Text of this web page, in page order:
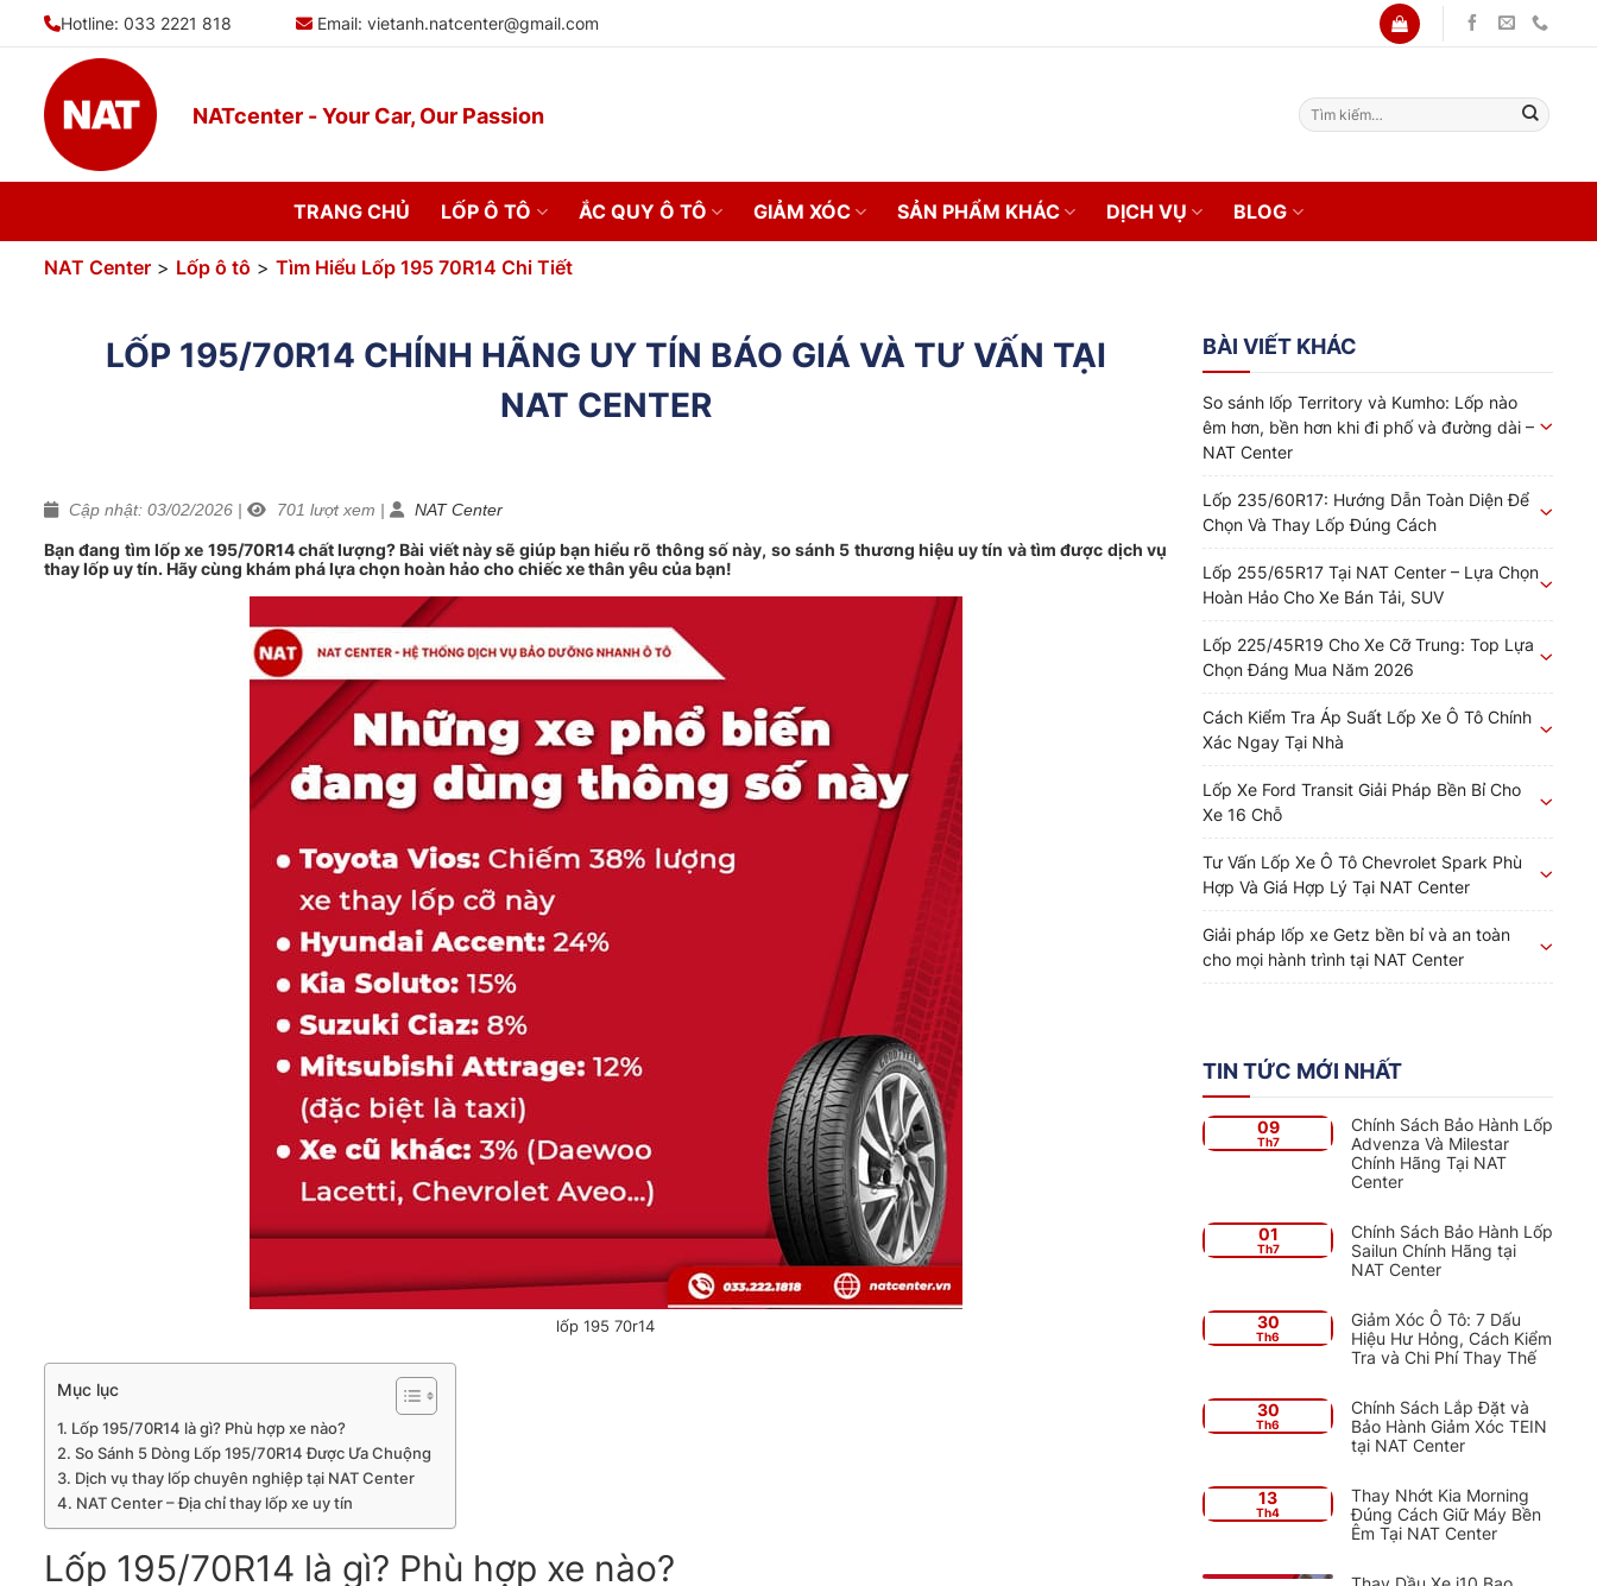
Hotline: 033 2221 818 Email: vietanh.natcenter@gmail.com
NATcenter - Your Car, Our Passion
Tìm
kiếm:
TRANG CHỦ LỐP Ô TÔ ẮC QUY Ô TÔ GIẢM XÓC SẢN PHẨM KHÁC DỊCH VỤ BLOG
NAT Center > Lốp ô tô > Tìm Hiểu Lốp 195 70R14 Chi Tiết
LỐP 195/70R14 CHÍNH HÃNG UY TÍN BÁO GIÁ VÀ TƯ VẤN TẠI
NAT CENTER
Cập nhật: 03/02/2026 | 701 lượt xem | NAT Center
Bạn đang tìm lốp xe 195/70R14 chất lượng? Bài viết này sẽ giúp bạn hiểu rõ thông số này, so sánh 5 thương hiệu uy tín và tìm được dịch vụ
thay lốp uy tín. Hãy cùng khám phá lựa chọn hoàn hảo cho chiếc xe thân yêu của bạn!
lốp 195 70r14
Mục lục
Lốp 195/70R14 là gì? Phù hợp xe nào?
So Sánh 5 Dòng Lốp 195/70R14 Được Ưa Chuộng
Dịch vụ thay lốp chuyên nghiệp tại NAT Center
NAT Center – Địa chỉ thay lốp xe uy tín
Lốp 195/70R14 là gì? Phù hợp xe nào?
BÀI VIẾT KHÁC
So sánh lốp Territory và Kumho: Lốp nào
êm hơn, bền hơn khi đi phố và đường dài –
NAT Center
Lốp 235/60R17: Hướng Dẫn Toàn Diện Để
Chọn Và Thay Lốp Đúng Cách
Lốp 255/65R17 Tại NAT Center – Lựa Chọn
Hoàn Hảo Cho Xe Bán Tải, SUV
Lốp 225/45R19 Cho Xe Cỡ Trung: Top Lựa
Chọn Đáng Mua Năm 2026
Cách Kiểm Tra Áp Suất Lốp Xe Ô Tô Chính
Xác Ngay Tại Nhà
Lốp Xe Ford Transit Giải Pháp Bền Bỉ Cho
Xe 16 Chỗ
Tư Vấn Lốp Xe Ô Tô Chevrolet Spark Phù
Hợp Và Giá Hợp Lý Tại NAT Center
Giải pháp lốp xe Getz bền bỉ và an toàn
cho mọi hành trình tại NAT Center
TIN TỨC MỚI NHẤT
09
Th7
Chính Sách Bảo Hành Lốp
Advenza Và Milestar
Chính Hãng Tại NAT
Center
01
Th7
Chính Sách Bảo Hành Lốp
Sailun Chính Hãng tại
NAT Center
30
Th6
Giảm Xóc Ô Tô: 7 Dấu
Hiệu Hư Hỏng, Cách Kiểm
Tra và Chi Phí Thay Thế
30
Th6
Chính Sách Lắp Đặt và
Bảo Hành Giảm Xóc TEIN
tại NAT Center
13
Th4
Thay Nhớt Kia Morning
Đúng Cách Giữ Máy Bền
Êm Tại NAT Center